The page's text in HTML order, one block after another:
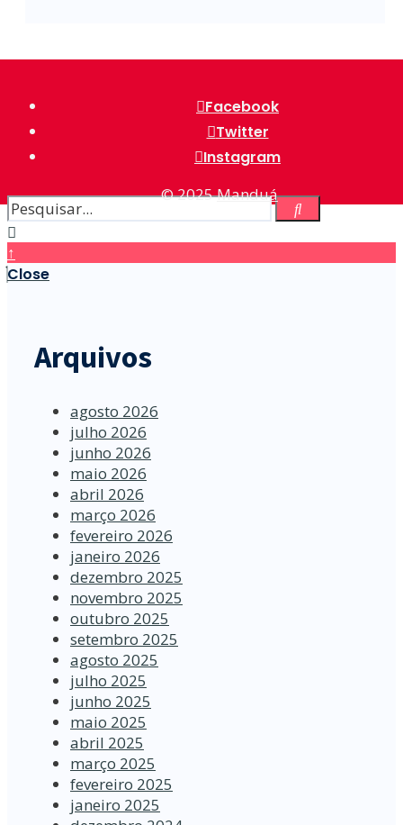
Facebook
Twitter
Instagram
© 2025Manduá
↑
Close
Arquivos
agosto 2026
julho 2026
junho 2026
maio 2026
abril 2026
março 2026
fevereiro 2026
janeiro 2026
dezembro 2025
novembro 2025
outubro 2025
setembro 2025
agosto 2025
julho 2025
junho 2025
maio 2025
abril 2025
março 2025
fevereiro 2025
janeiro 2025